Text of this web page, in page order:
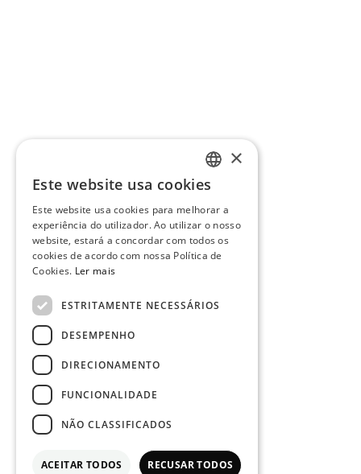
PORTUGUESE
ENGLISH
×
Este website usa cookies
Este website usa cookies para melhorar a
experiência do utilizador. Ao utilizar o nosso
website, estará a concordar com todos os
cookies de acordo com nossa Política de
Cookies. Ler mais
ESTRITAMENTE NECESSÁRIOS
DESEMPENHO
DIRECIONAMENTO
FUNCIONALIDADE
NÃO CLASSIFICADOS
ACEITAR TODOS RECUSAR TODOS